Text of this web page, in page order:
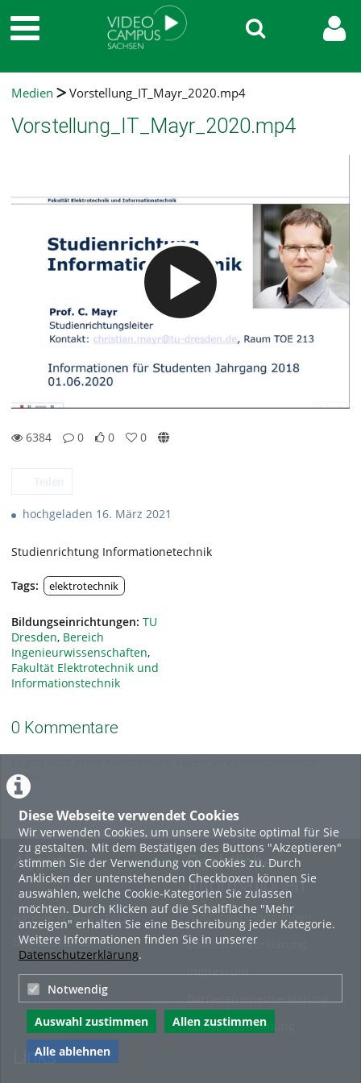
Diese Webseite verwendet Cookies
Wir verwenden Cookies, um unsere Website optimal für Sie
zu gestalten. Mit dem Bestätigen des Buttons "Akzeptieren"
stimmen Sie der Verwendung von Cookies zu. Durch
Anklicken der untenstehenden Checkboxen können Sie
auswählen, welche Cookie-Kategorien Sie zulassen
möchten. Durch Klicken auf die Schaltfläche "Mehr
anzeigen" erhalten Sie eine Beschreibung jeder Kategorie.
Weitere Informationen finden Sie in unserer
Datenschutzerklärung.
Notwendig
Auswahl zustimmen
Allen zustimmen
Alle ablehnen
Medien Vorstellung_IT_Mayr_2020.mp4
Vorstellung_IT_Mayr_2020.mp4
6384
0
0
0
hochgeladen 16. März 2021
Studienrichtung Informationetechnik
Tags: elektrotechnik
Bildungseinrichtungen: TU
Dresden, Bereich
Ingenieurwissenschaften,
Fakultät Elektrotechnik und
Informationstechnik
0 Kommentare
hinzu.
About
Erste Schritte
Häufige Fragen - FAQ
Betriebsstatus
Rechtliche
Informationen
Nutzungsbedingungen
Datenschutzerklärung
Impressum
Barrierefreiheitserklärung
Cookie-Zustimmung
Links